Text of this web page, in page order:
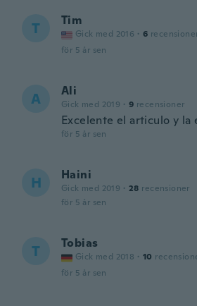
T Tim
Gick med 2016 · 6
för 5 år sen
A Ali
Gick med 2019 · 9 recensioner
Excelente el articulo y la
för 5 år sen
H Haini
Gick med 2019 · 28 recensioner
för 5 år sen
T Tobias
Gick med 2018 · 10
för 5 år sen